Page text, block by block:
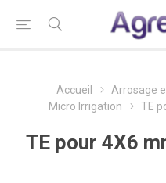
Accueil Arrosage
Micro Irrigation
TE
TE pour 4X6